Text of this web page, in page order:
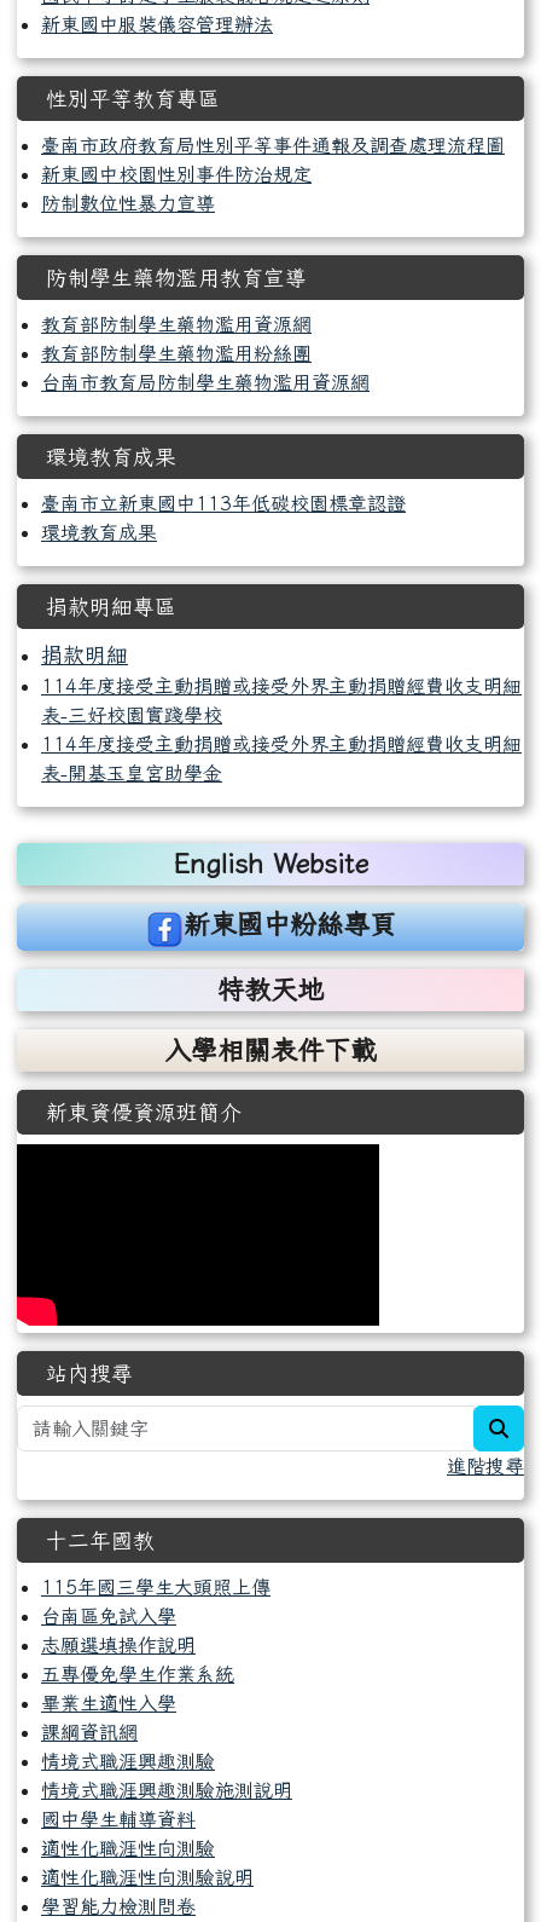
新東國中服裝儀容管理辦法
性別平等教育專區
臺南市政府教育局性別平等事件通報及調查處理流程圖
新東國中校園性別事件防治規定
防制數位性暴力宣導
防制學生藥物濫用教育宣導
教育部防制學生藥物濫用資源網
教育部防制學生藥物濫用粉絲團
台南市教育局防制學生藥物濫用資源網
環境教育成果
臺南市立新東國中113年低碳校園標章認證
環境教育成果
捐款明細專區
捐款明細
114年度接受主動捐贈或接受外界主動捐贈經費收支明細
表-三好校園實踐學校
114年度接受主動捐贈或接受外界主動捐贈經費收支明細
表-開基玉皇宮助學金
右邊區域內容English Website
link to https://www.facebook.com/
新東國中粉絲專頁
特教天地
入學相關表件下載
新東資優資源班簡介
站內搜尋
進階搜尋
十二年國教
115年國三學生大頭照上傳
台南區免試入學
志願選填操作說明
五專優免學生作業系統
畢業生適性入學
課綱資訊網
情境式職涯興趣測驗
情境式職涯興趣測驗施測說明
國中學生輔導資料
適性化職涯性向測驗
適性化職涯性向測驗說明
學習能力檢測問卷